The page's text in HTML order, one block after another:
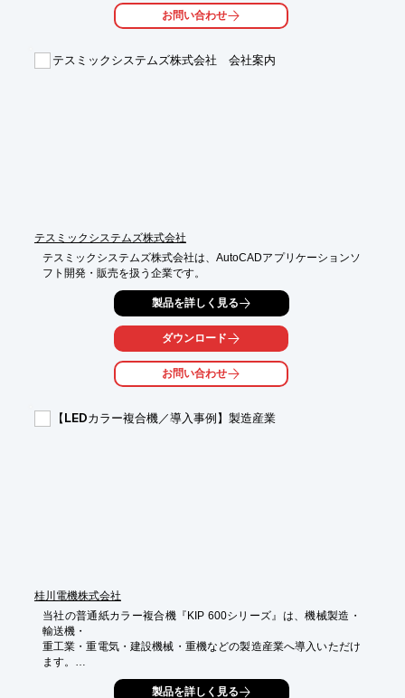
● 電気設備・計装設備の設計製図
● 電気設備（火報・弱電等を含む。）・計装設備の施工図作製
の設計製図
● 図面ファイルはdwg・dxf・dwf・jww・jwc・vsdx・SXFの中か
らご希望のデータファイルで納品します。
また、PDFファイルでの納品も可能です。
お問い合わせ
テスミックシステムズ株式会社 会社案内
テスミックシステムズ株式会社
テスミックシステムズ株式会社は、AutoCADアプリケーションソ
フト開発・販売を扱う企業です。
製品を詳しく見る
ダウンロード
お問い合わせ
【LEDカラー複合機／導入事例】製造産業
桂川電機株式会社
当社の普通紙カラー複合機『KIP 600シリーズ』は、機械製造・
輸送機・
重工業・重電気・建設機械・重機などの製造産業へ導入いただけ
ます。
主にCAD図面、文字や線を主体にした原稿をハイボリュームでコ
製品を詳しく見る